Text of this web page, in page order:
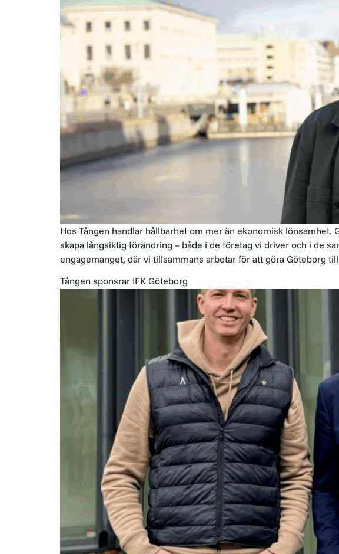
Hos Tången handlar hållbarhet om mer än ekonomisk
skapa långsiktig förändring – både i de företag vi driver och i de
engagemanget, där vi tillsammans arbetar för att göra Göteborg
Tången sponsrar IFK Göteborg